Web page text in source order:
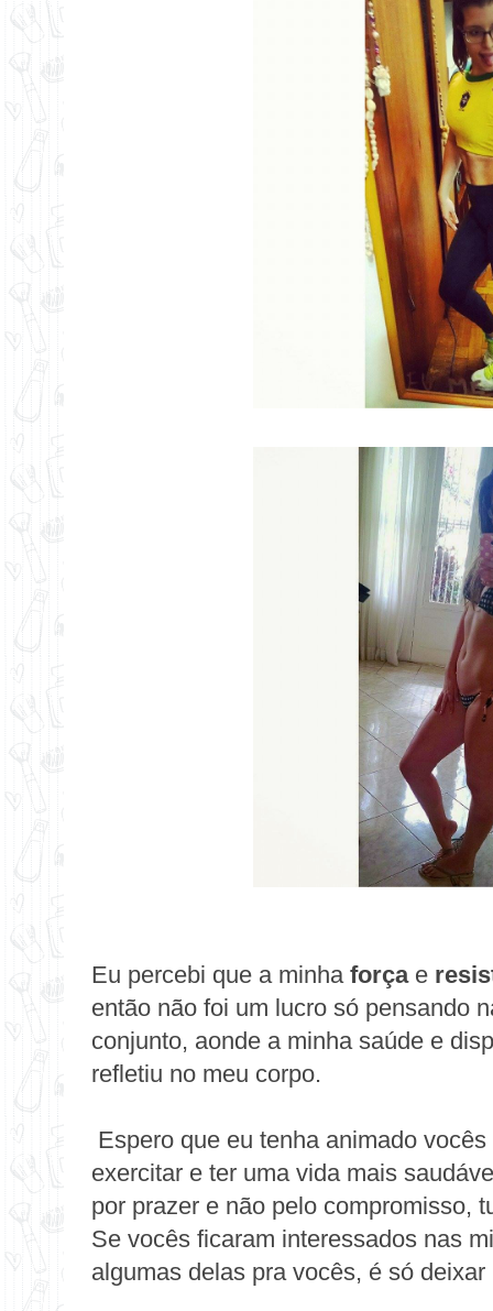
Eu percebi que a minha força e
então não foi um lucro só pensando
conjunto, aonde a minha saúde e
refletiu no meu corpo.
Espero que eu tenha animado
exercitar e ter uma vida mais
por prazer e não pelo compromisso,
Se vocês ficaram interessados nas
algumas delas pra vocês, é só